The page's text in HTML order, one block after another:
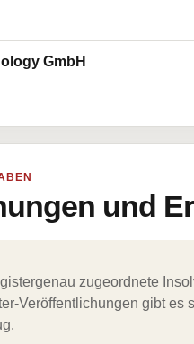
GmbH
und
zugeordnete
Veröffentlichungen gibt